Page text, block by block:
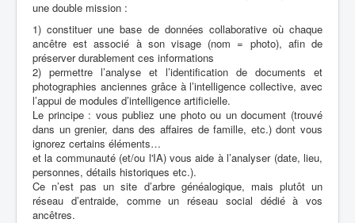
une double mission :
1) constituer une base de données collaborative où chaque
ancêtre est associé à son visage (nom = photo), afin de
préserver durablement ces informations
2) permettre l’analyse et l’identification de documents et
photographies anciennes grâce à l’intelligence collective, avec
l’appui de modules d’intelligence artificielle.
Le principe : vous publiez une photo ou un document (trouvé
dans un grenier, dans des affaires de famille, etc.) dont vous
ignorez certains éléments…
et la communauté (et/ou l'IA) vous aide à l’analyser (date, lieu,
personnes, détails historiques etc.).
Ce n’est pas un site d’arbre généalogique, mais plutôt un
réseau d’entraide, comme un réseau social dédié à vos
ancêtres.